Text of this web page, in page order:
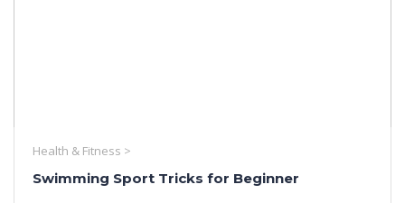
Health & Fitness >
Swimming Sport Tricks for Beginner